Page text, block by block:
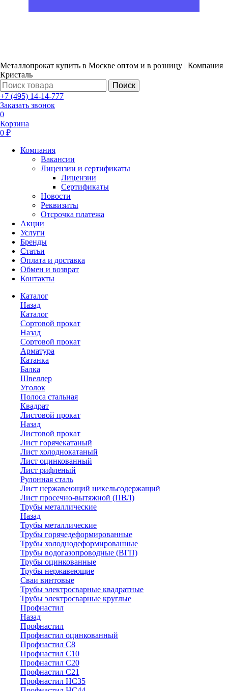
Металлопрокат купить в Москве оптом и в розницу | Компания
Кристаль
Поиск
+7 (495) 14-14-777
Заказать звонок
0
Корзина
0 ₽
Компания
Вакансии
Лицензии и сертификаты
Лицензии
Сертификаты
Новости
Реквизиты
Отсрочка платежа
Акции
Услуги
Бренды
Статьи
Оплата и доставка
Обмен и возврат
Контакты
Каталог
Назад
Каталог
Сортовой прокат
Назад
Сортовой прокат
Арматура
Катанка
Балка
Швеллер
Уголок
Полоса стальная
Квадрат
Листовой прокат
Назад
Листовой прокат
Лист горячекатаный
Лист холоднокатаный
Лист оцинкованный
Лист рифленый
Рулонная сталь
Лист нержавеющий никельсодержащий
Лист просечно-вытяжной (ПВЛ)
Трубы металлические
Назад
Трубы металлические
Трубы горячедеформированные
Трубы холоднодеформированные
Трубы водогазопроводные (ВГП)
Трубы оцинкованные
Трубы нержавеющие
Сваи винтовые
Трубы электросварные квадратные
Трубы электросварные круглые
Профнастил
Назад
Профнастил
Профнастил оцинкованный
Профнастил С8
Профнастил С10
Профнастил С20
Профнастил С21
Профнастил НС35